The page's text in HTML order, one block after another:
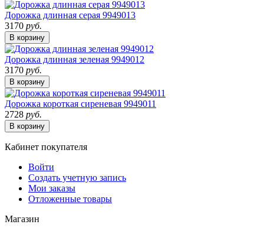
Дорожка длинная серая 9949013
3170 руб.
В корзину
Дорожка длинная зеленая 9949012
3170 руб.
В корзину
Дорожка короткая сиреневая 9949011
2728 руб.
В корзину
Кабинет покупателя
Войти
Создать учетную запись
Мои заказы
Отложенные товары
Магазин